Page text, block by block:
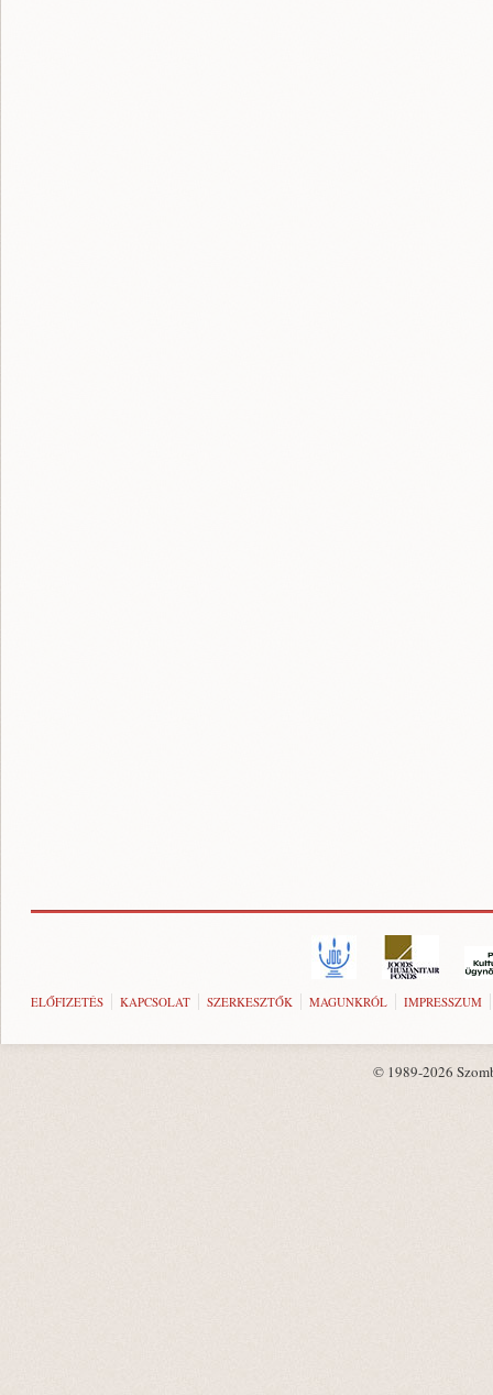
ELŐFIZETÉS KAPCSOLAT SZERKESZTŐK MAGUNKRÓL IMPRESSZUM
© 1989-2026